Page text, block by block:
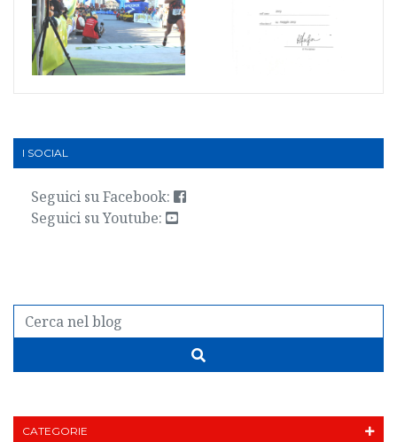
I SOCIAL
Seguici su Facebook:
Seguici su Youtube:
CATEGORIE